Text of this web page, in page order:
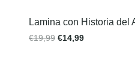
Lamina con Historia del
€19,99 €14,99